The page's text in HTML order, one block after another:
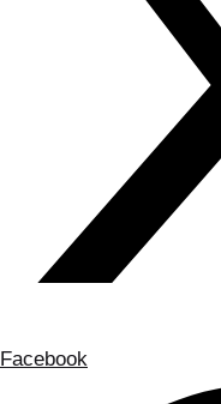
Facebook